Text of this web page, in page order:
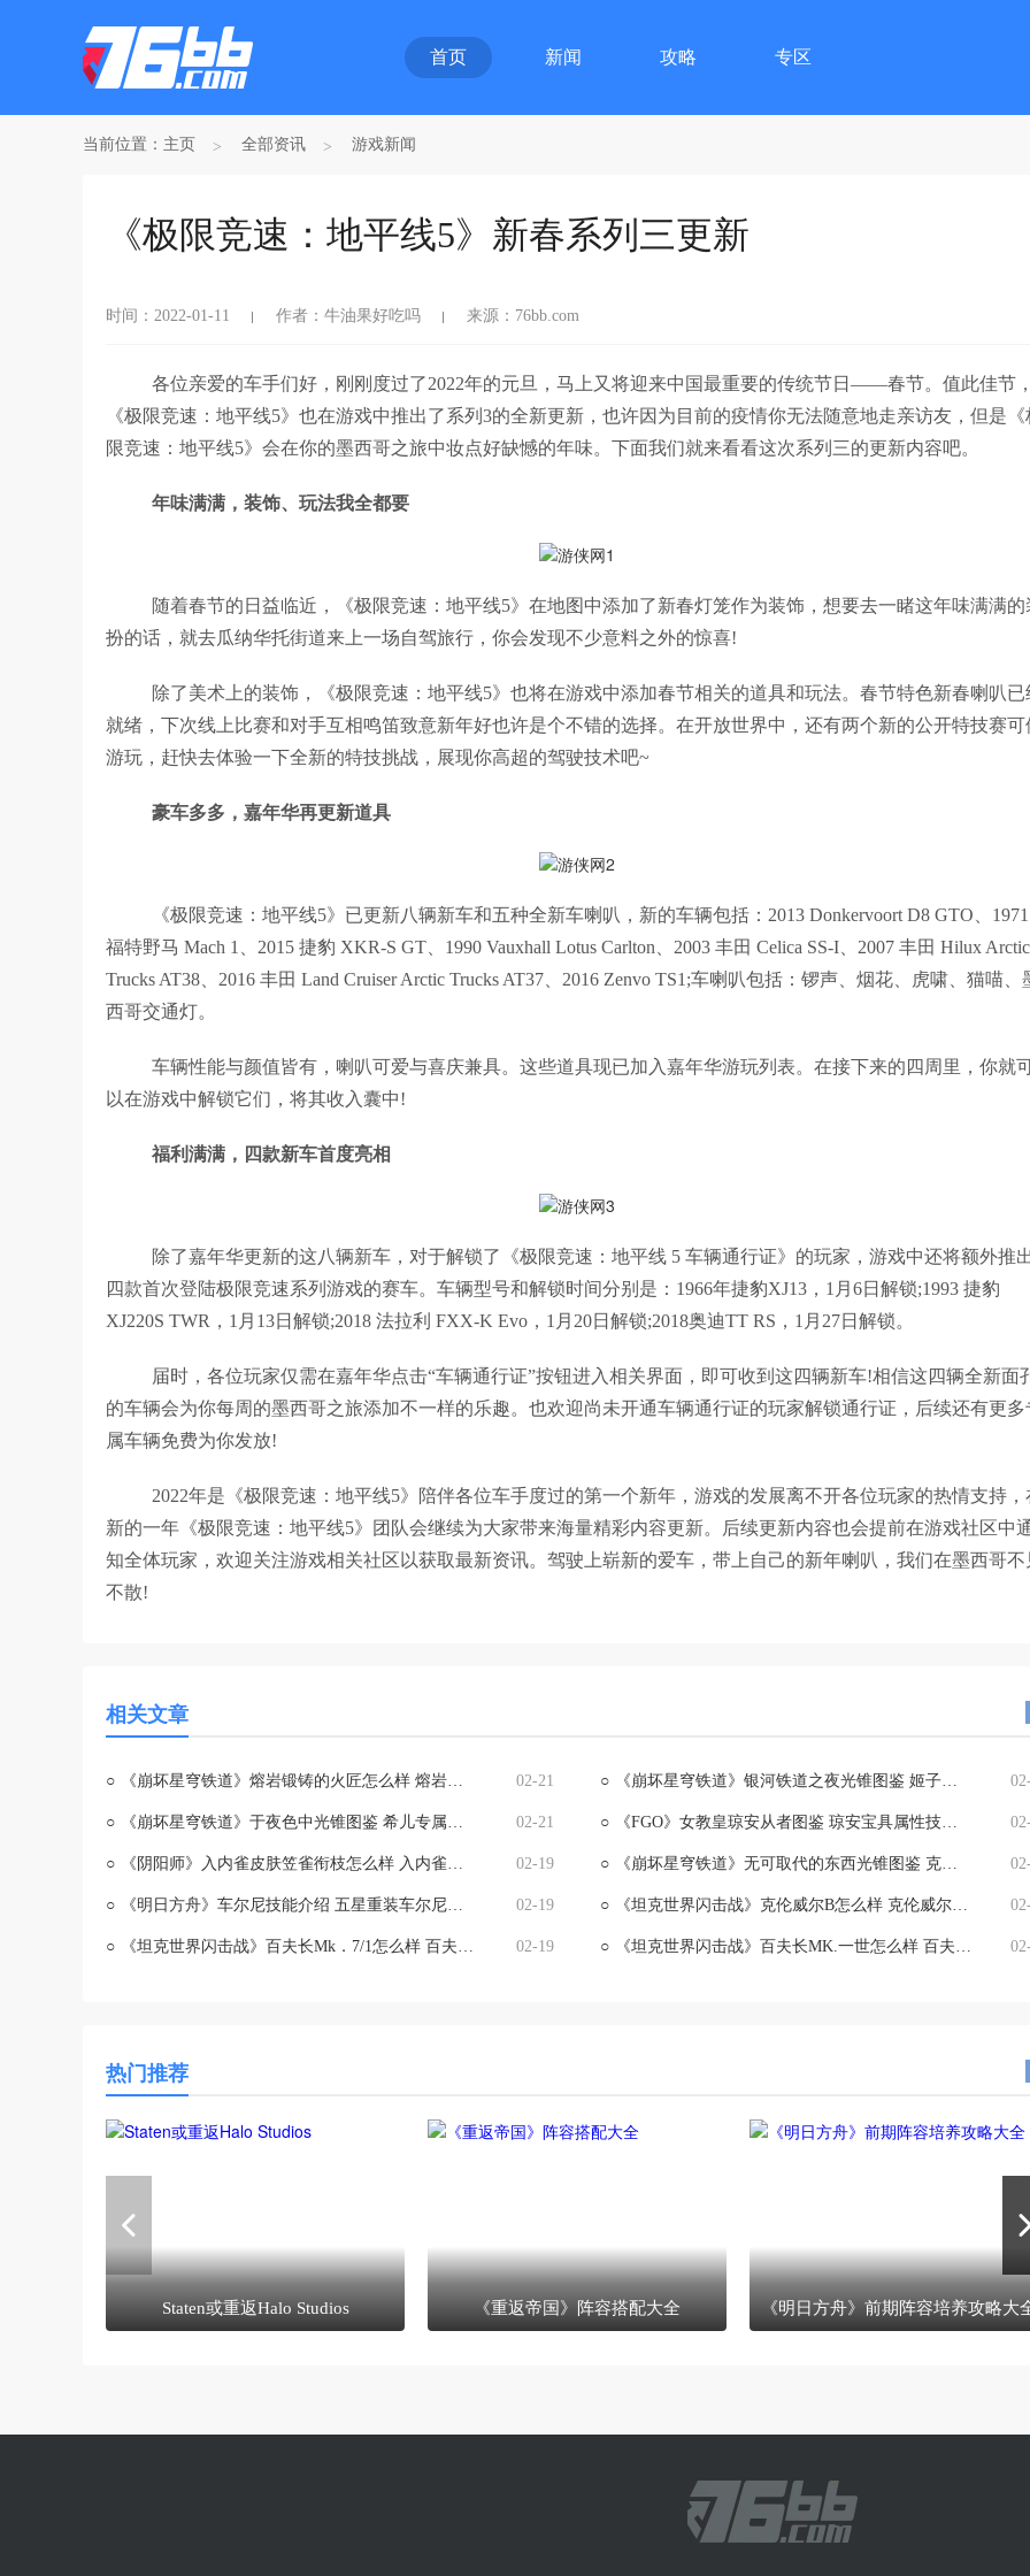
首页 新闻 攻略 专区
当前位置： 主页 全部资讯 游戏新闻
《极限竞速：地平线5》新春系列三更新
时间：2022-01-11 作者：牛油果好吃吗 来源：76bb.com
各位亲爱的车手们好，刚刚度过了2022年的元旦，马上又将迎来中国最重要的传统节日——春节。值此佳节，
《极限竞速：地平线5》也在游戏中推出了系列3的全新更新，也许因为目前的疫情你无法随意地走亲访友，但是《
限竞速：地平线5》会在你的墨西哥之旅中妆点好缺憾的年味。下面我们就来看看这次系列三的更新内容吧。
年味满满，装饰、玩法我全都要
随着春节的日益临近，《极限竞速：地平线5》在地图中添加了新春灯笼作为装饰，想要去一睹这年味满满的
扮的话，就去瓜纳华托街道来上一场自驾旅行，你会发现不少意料之外的惊喜!
除了美术上的装饰，《极限竞速：地平线5》也将在游戏中添加春节相关的道具和玩法。春节特色新春喇叭已
就绪，下次线上比赛和对手互相鸣笛致意新年好也许是个不错的选择。在开放世界中，还有两个新的公开特技赛可
游玩，赶快去体验一下全新的特技挑战，展现你高超的驾驶技术吧~
豪车多多，嘉年华再更新道具
《极限竞速：地平线5》已更新八辆新车和五种全新车喇叭，新的车辆包括：2013 Donkervoort D8 GTO、1971
福特野马 Mach 1、2015 捷豹 XKR-S GT、1990 Vauxhall Lotus Carlton、2003 丰田 Celica SS-I、2007 丰田 Hilux Arctic
Trucks AT38、2016 丰田 Land Cruiser Arctic Trucks AT37、2016 Zenvo TS1;车喇叭包括：锣声、烟花、虎啸、猫喵、
西哥交通灯。
车辆性能与颜值皆有，喇叭可爱与喜庆兼具。这些道具现已加入嘉年华游玩列表。在接下来的四周里，你就
以在游戏中解锁它们，将其收入囊中!
福利满满，四款新车首度亮相
除了嘉年华更新的这八辆新车，对于解锁了《极限竞速：地平线 5 车辆通行证》的玩家，游戏中还将额外推
四款首次登陆极限竞速系列游戏的赛车。车辆型号和解锁时间分别是：1966年捷豹XJ13，1月6日解锁;1993 捷豹
XJ220S TWR，1月13日解锁;2018 法拉利 FXX-K Evo，1月20日解锁;2018奥迪TT RS，1月27日解锁。
届时，各位玩家仅需在嘉年华点击“车辆通行证”按钮进入相关界面，即可收到这四辆新车!相信这四辆全新面
的车辆会为你每周的墨西哥之旅添加不一样的乐趣。也欢迎尚未开通车辆通行证的玩家解锁通行证，后续还有更多
属车辆免费为你发放!
2022年是《极限竞速：地平线5》陪伴各位车手度过的第一个新年，游戏的发展离不开各位玩家的热情支持，
新的一年《极限竞速：地平线5》团队会继续为大家带来海量精彩内容更新。后续更新内容也会提前在游戏社区中
知全体玩家，欢迎关注游戏相关社区以获取最新资讯。驾驶上崭新的爱车，带上自己的新年喇叭，我们在墨西哥不
不散!
相关文章
○ 《崩坏星穹铁道》熔岩锻铸的火匠怎么样 熔岩锻铸的火匠属性一览 02-21 ○ 《崩坏星穹铁道》银河铁道之夜光锥图鉴 姬子银河铁道之夜
○ 《崩坏星穹铁道》于夜色中光锥图鉴 希儿专属光锥于夜色中 02-21 ○ 《FGO》女教皇琼安从者图鉴 琼安宝具属性技能一览
○ 《阴阳师》入内雀皮肤笠雀衔枝怎么样 入内雀新皮肤特效展示 02-19 ○ 《崩坏星穹铁道》无可取代的东西光锥图鉴 克拉拉光锥无可取代的东西
○ 《明日方舟》车尔尼技能介绍 五星重装车尔尼干员技能是什么 02-19 ○ 《坦克世界闪击战》克伦威尔B怎么样 克伦威尔B坦克图鉴
○ 《坦克世界闪击战》百夫长Mk．7/1怎么样 百夫长Mk．7/1坦克图鉴 02-19 ○ 《坦克世界闪击战》百夫长MK.一世怎么样 百夫长MK.一世坦克图鉴
热门推荐
Staten或重返Halo Studios 《重返帝国》阵容搭配大全 《明日方舟》前期阵容培养攻略大